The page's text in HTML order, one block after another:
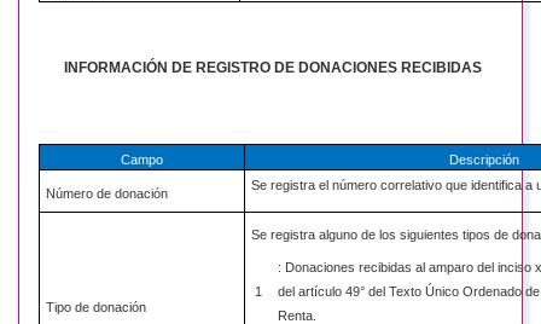
INFORMACIÓN DE REGISTRO DE DONACIONES RECIBIDAS
Campo Descripción
Número de donación
Se registra el número correlativo que identifica a
Tipo de donación
Se registra alguno de los siguientes tipos de
1
: Donaciones recibidas al amparo del inciso
del artículo 49° del Texto Único Ordenado
Renta.